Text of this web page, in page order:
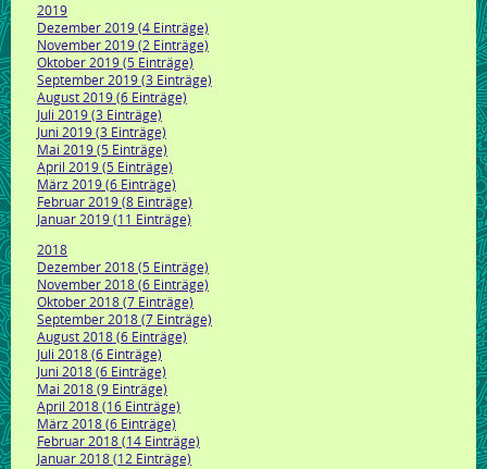
2019
Dezember 2019 (4 Einträge)
November 2019 (2 Einträge)
Oktober 2019 (5 Einträge)
September 2019 (3 Einträge)
August 2019 (6 Einträge)
Juli 2019 (3 Einträge)
Juni 2019 (3 Einträge)
Mai 2019 (5 Einträge)
April 2019 (5 Einträge)
März 2019 (6 Einträge)
Februar 2019 (8 Einträge)
Januar 2019 (11 Einträge)
2018
Dezember 2018 (5 Einträge)
November 2018 (6 Einträge)
Oktober 2018 (7 Einträge)
September 2018 (7 Einträge)
August 2018 (6 Einträge)
Juli 2018 (6 Einträge)
Juni 2018 (6 Einträge)
Mai 2018 (9 Einträge)
April 2018 (16 Einträge)
März 2018 (6 Einträge)
Februar 2018 (14 Einträge)
Januar 2018 (12 Einträge)